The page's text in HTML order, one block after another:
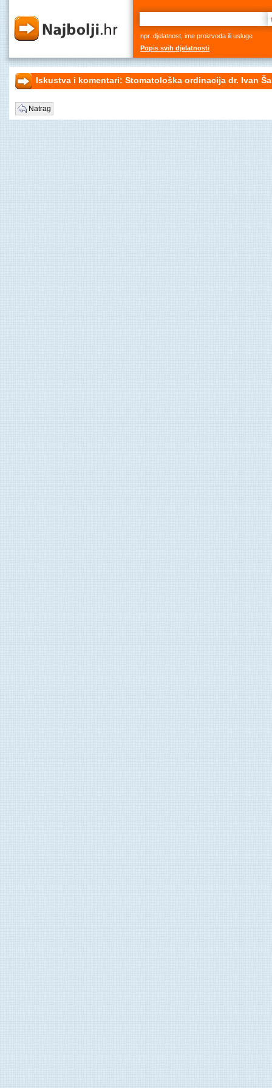
npr. djelatnost, ime proizvoda ili usluge
Popis svih djelatnosti
Iskustva i komentari: Stomatološka ordinacija dr. Ivan
Natrag